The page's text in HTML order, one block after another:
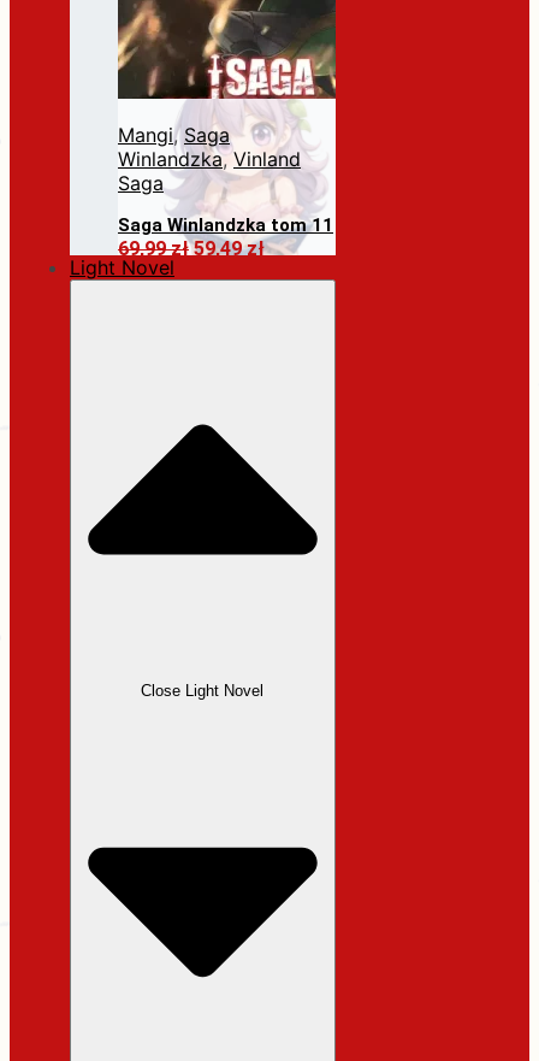
Mangi, Saga
Winlandzka, Vinland
Saga
Saga Winlandzka tom 11
69,99złPierwotna
59,49złAktualna
Dodaj do koszyka
Light Novel
Close Light Novel